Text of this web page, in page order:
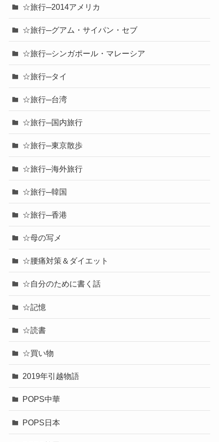
☆旅行─2014アメリカ
☆旅行─グアム・サイパン・セブ
☆旅行─シンガポール・マレーシア
☆旅行─タイ
☆旅行─台湾
☆旅行─国内旅行
☆旅行─東京散歩
☆旅行─海外旅行
☆旅行─韓国
☆旅行─香港
☆母の写メ
☆腰痛対策＆ダイエット
☆自分のために書く話
☆記憶
☆読書
☆買い物
2019年引越物語
POPS中華
POPS日本